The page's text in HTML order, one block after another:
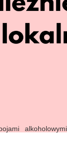
alkoholowymi